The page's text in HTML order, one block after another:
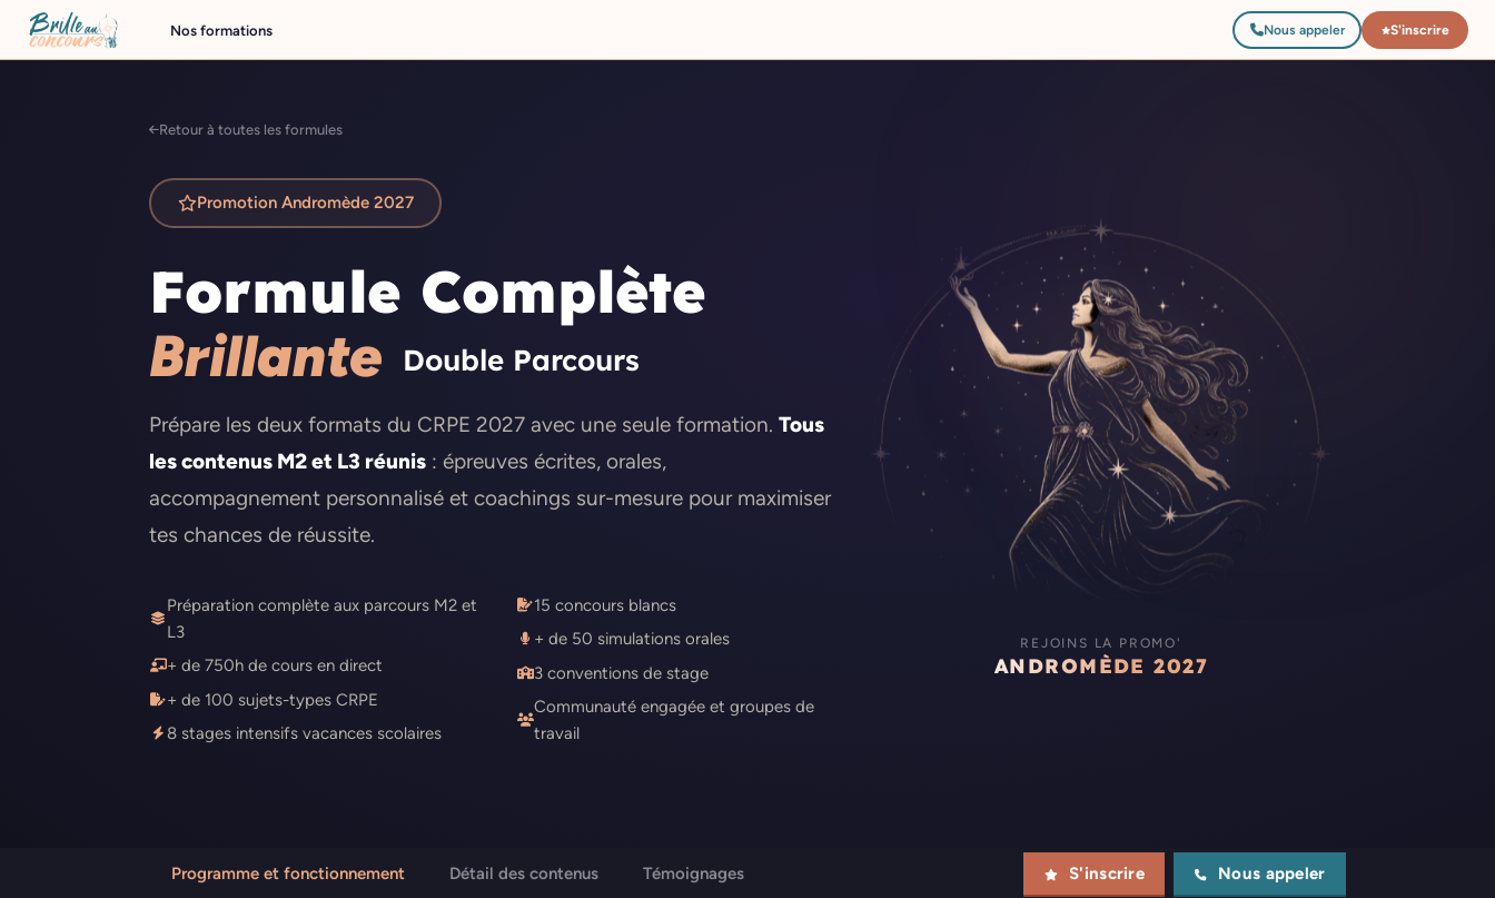
Nos formations Nous appeler S'inscrire
Retour à toutes les formules
Promotion Andromède 2027
Formule Complète
Brillante Double Parcours
Prépare les deux formats du CRPE 2027 avec une seule formation. Tous
les contenus M2 et L3 réunis : épreuves écrites, orales,
accompagnement personnalisé et coachings sur-mesure pour maximiser
tes chances de réussite.
Préparation complète aux parcours M2 et
L3
+ de 750h de cours en direct
+ de 100 sujets-types CRPE
8 stages intensifs vacances scolaires
15 concours blancs
+ de 50 simulations orales
3 conventions de stage
Communauté engagée et groupes de
travail
REJOINS LA PROMO'
ANDROMÈDE 2027
Programme et fonctionnement Détail des contenus Témoignages S'inscrire Nous appeler